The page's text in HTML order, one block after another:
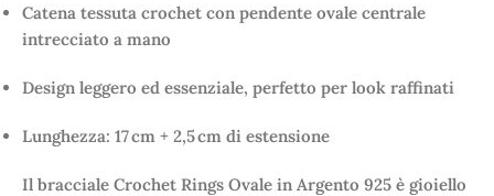
Catena tessuta crochet con pendente ovale centrale
intrecciato a mano
Design leggero ed essenziale, perfetto per look raffinati
Lunghezza: 17 cm + 2,5 cm di estensione
Il bracciale Crochet Rings Ovale in Argento 925 è gioiello